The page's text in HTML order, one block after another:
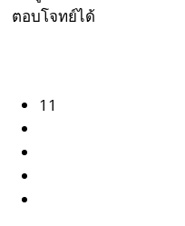
ตอบโจทย์ได้
11